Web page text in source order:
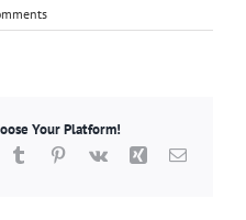
Your Platform!
TumblrPinterest
Vk Xing Email